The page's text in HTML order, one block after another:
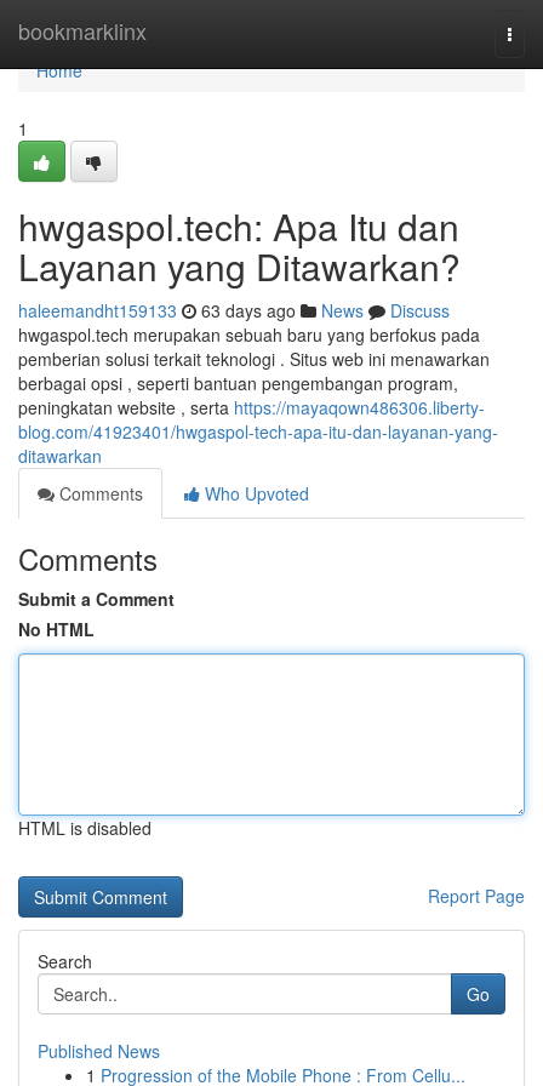
bookmarklinx
Home
Home
1
hwgaspol.tech: Apa Itu dan
Layanan yang Ditawarkan?
haleemandht159133 63 days ago News
Discuss
hwgaspol.tech merupakan sebuah baru yang berfokus pada
pemberian solusi terkait teknologi . Situs web ini menawarkan
berbagai opsi , seperti bantuan pengembangan program,
peningkatan website , serta https://mayaqown486306.liberty-
blog.com/41923401/hwgaspol-tech-apa-itu-dan-layanan-yang-
ditawarkan
Comments
Who Upvoted
Comments
Submit a Comment
No HTML
HTML is disabled
Report Page
Search
Go
Published News
1 Progression of the Mobile Phone : From Cellu...